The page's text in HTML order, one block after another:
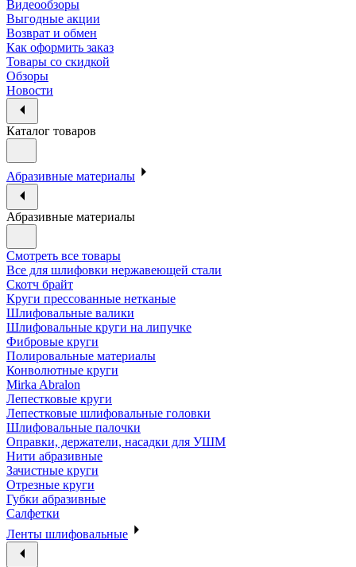
Видеообзоры
Выгодные акции
Возврат и обмен
Как оформить заказ
Товары со скидкой
Обзоры
Новости
Каталог товаров
Абразивные материалы
Абразивные материалы
Смотреть все товары
Все для шлифовки нержавеющей стали
Скотч брайт
Круги прессованные нетканые
Шлифовальные валики
Шлифовальные круги на липучке
Фибровые круги
Полировальные материалы
Конволютные круги
Mirka Abralon
Лепестковые круги
Лепестковые шлифовальные головки
Шлифовальные палочки
Оправки, держатели, насадки для УШМ
Нити абразивные
Зачистные круги
Отрезные круги
Губки абразивные
Салфетки
Ленты шлифовальные